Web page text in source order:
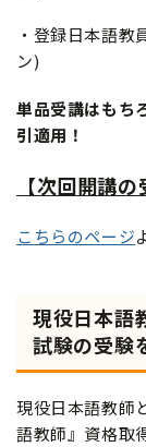
・登録日本語
ン)
単品受講はもち
引適用！
【次回開講の
こちらのページ
現役日本語
試験の受験
現役日本語教師
語教師』資格取